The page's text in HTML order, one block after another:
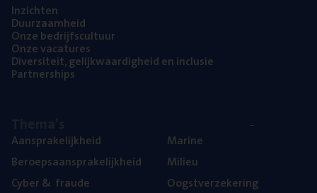
Inzich­ten
Duur­zaam­heid
Onze bedrijfs­cul­tuur
Onze vaca­tu­res
Diver­si­teit, gelijk­waar­dig­heid en inclusie
Part­ner­ships
Aan­spra­ke­lijk­heid
Beroeps­aan­spra­ke­lijk­heid
Cyber& fraude
Mari­ne
Mili­eu
Oogst­ver­ze­ke­ring